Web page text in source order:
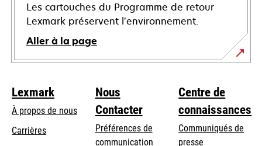
Les cartouches du Programme de retour
Lexmark préservent l’environnement.
Aller à la page
Lexmark
À propos de nous
Carrières
Nous
Contacter
Préférences de
communication
Centre de
connaissances
Communiqués de
presse